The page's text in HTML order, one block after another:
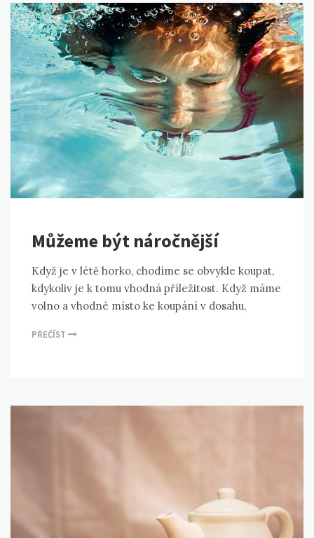
Můžeme být náročnější
Když je v létě horko, chodíme se obvykle koupat,
kdykoliv je k tomu vhodná příležitost. Když máme
volno a vhodné místo ke koupání v dosahu,
PŘEČÍST